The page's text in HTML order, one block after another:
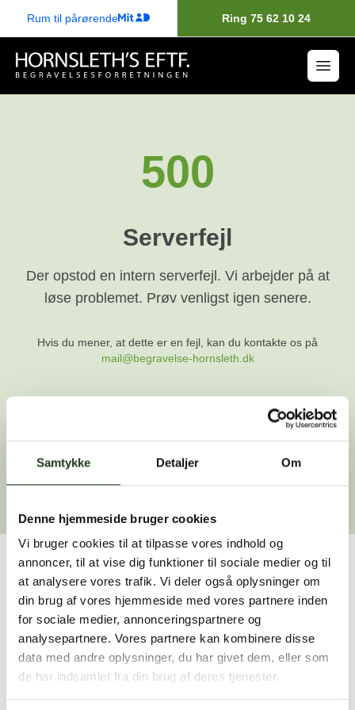
Samtykke Detaljer Om
Denne hjemmeside bruger cookies
Vi bruger cookies til at tilpasse vores indhold og
annoncer, til at vise dig funktioner til sociale medier og til
at analysere vores trafik. Vi deler også oplysninger om
din brug af vores hjemmeside med vores partnere inden
for sociale medier, annonceringspartnere og
analysepartnere. Vores partnere kan kombinere disse
data med andre oplysninger, du har givet dem, eller som
de har indsamlet fra din brug af deres tjenester.
Rum til pårørende Ring 75 62 10 24
500
Serverfejl
Der opstod en intern serverfejl. Vi arbejder på at
løse problemet. Prøv venligst igen senere.
Hvis du mener, at dette er en fejl, kan du kontakte os på
mail@begravelse-hornsleth.dk
Gå tilbage
Har du brug for hjælp?
Vi er her for at hjælpe dig. Du er velkommen til at kontakte
os, hvis du har spørgsmål eller brug for assistance.
59 45 10 14
Find nærmeste afdeling